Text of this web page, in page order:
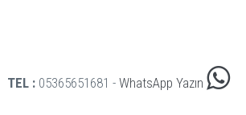
TEL : 05365651681 - WhatsApp Yazın